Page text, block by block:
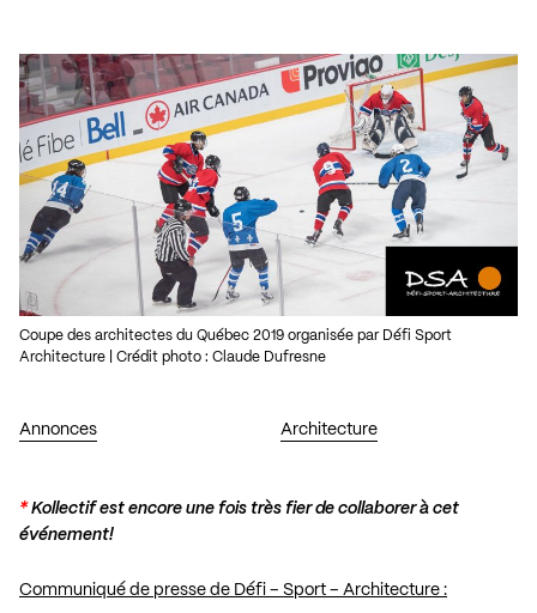
Annonces Architecture
Coupe des architectes du Québec 2019 organisée par Défi Sport
Architecture | Crédit photo : Claude Dufresne
*Kollectif est encore une fois très fier de collaborer à cet
événement!
Communiqué de presse de Défi – Sport – Architecture :